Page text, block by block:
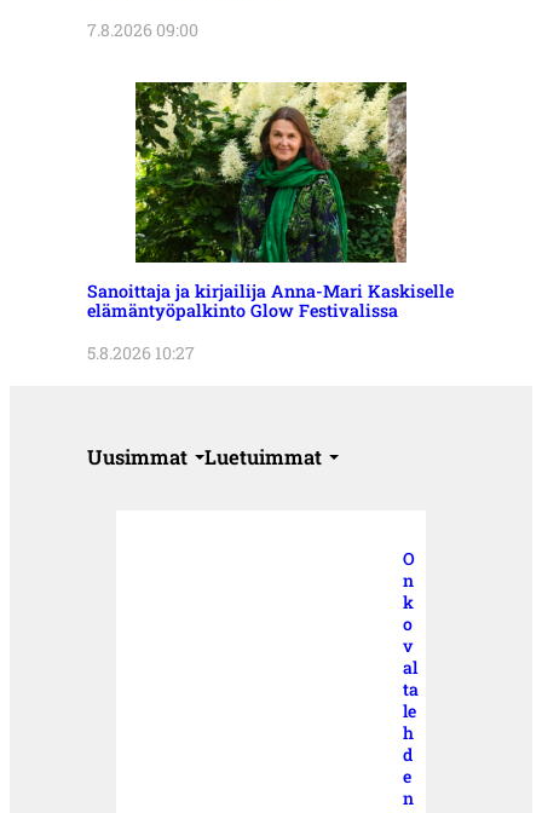
7.8.2026 09:00
Sanoittaja ja kirjailija Anna-Mari Kaskiselle
elämäntyöpalkinto Glow Festivalissa
5.8.2026 10:27
Uusimmat Luetuimmat
O
n
k
o
v
al
ta
le
h
d
e
n